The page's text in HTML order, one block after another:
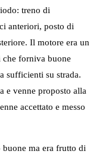
treno di
anteriori, posto di
Il motore era un
forniva buone
sufficienti su strada.
e venne proposto alla
accettato e messo
buone ma era frutto di